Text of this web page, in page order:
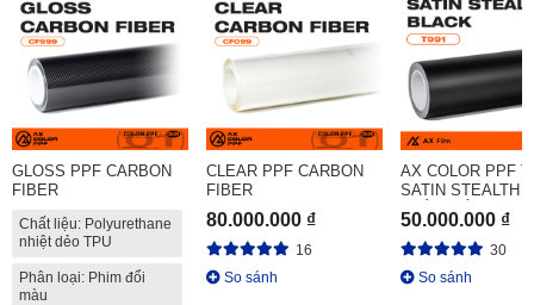
GLOSS PPF CARBON
FIBER
Chất liệu: Polyurethane
nhiệt dẻo TPU
Phân loại: Phim đổi
màu
CLEAR PPF CARBON
FIBER
80.000.000 ₫
16
So sánh
AX COLOR PPF
SATIN STEALTH
- XÁM MỜ ĐEN
50.000.000 ₫
30
So sánh